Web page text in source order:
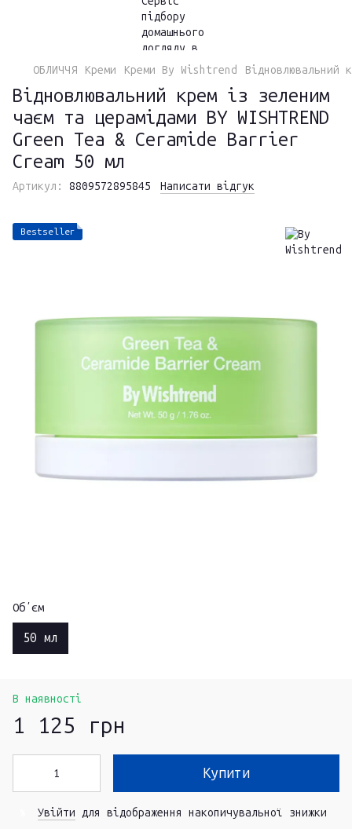
ОБЛИЧЧЯ Креми Креми By Wishtrend Відновлювальний
Відновлювальний крем із зеленим
чаєм та церамідами BY WISHTREND
Green Tea & Ceramide Barrier
Cream 50 мл
Артикул: 8809572895845 Написати відгук
Bestseller
Обʼєм
50 мл
В наявності
1 125 грн
Купити
Увійти для відображення накопичувальної знижки